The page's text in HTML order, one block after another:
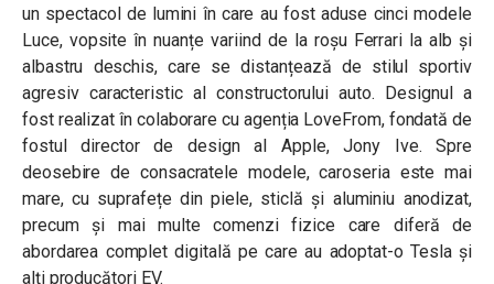
un spectacol de lumini în care au fost aduse cinci modele
Luce, vopsite în nuanțe variind de la roșu Ferrari la alb și
albastru deschis, care se distanțează de stilul sportiv
agresiv caracteristic al constructorului auto. Designul a
fost realizat în colaborare cu agenția LoveFrom, fondată de
fostul director de design al Apple, Jony Ive. Spre
deosebire de consacratele modele, caroseria este mai
mare, cu suprafețe din piele, sticlă și aluminiu anodizat,
precum și mai multe comenzi fizice care diferă de
abordarea complet digitală pe care au adoptat-o Tesla și
alți producători EV.